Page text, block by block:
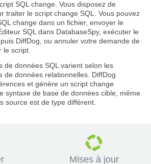
SQL change. Vous disposez de
traiter le script change SQL. Vous pouvez
change dans un fichier, envoyer le
SQL dans DatabaseSpy, exécuter le
DiffDog, ou annuler votre demande de
le script.
de données SQL varient selon les
de données relationnelles. DiffDog
et génère un script change
syntaxe de base de données cible, même
source est de type différent.
Mises à jour